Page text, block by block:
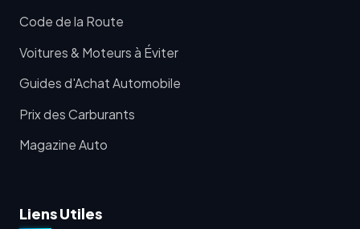
Code de la Route
Voitures & Moteurs à Éviter
Guides d'Achat Automobile
Prix des Carburants
Magazine Auto
Liens Utiles